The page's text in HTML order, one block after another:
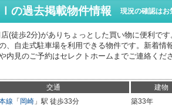
の過去掲載物件情報 現況の確認はお
(徒歩2分)がありちょっとした買い物に便利で
、自走式駐車場を利用できる物件です。新着
内見のご予約はセレクトホームまでご連絡くだ
交通 建物
線 「 岡崎 」駅 徒歩33分
築33年